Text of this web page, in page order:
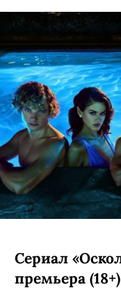
Сериал
премьера (18+)